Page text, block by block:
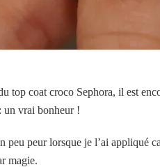
top coat croco Sephora, il est
un vrai bonheur !
peu peur lorsque je l’ai appliqué
magie.